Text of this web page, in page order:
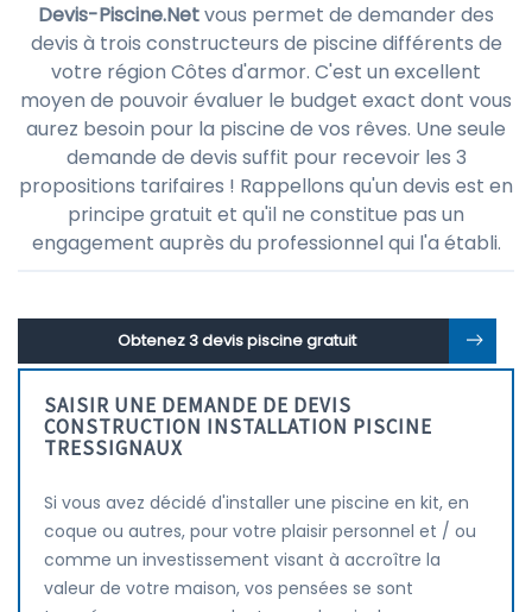
Devis-Piscine.Netvous permet de demander des
devis à trois constructeurs de piscine différents de
votre région Côtes d'armor. C'est un excellent
moyen de pouvoir évaluer le budget exact dont vous
aurez besoin pour la piscine de vos rêves. Une seule
demande de devis suffit pour recevoir les 3
propositions tarifaires ! Rappellons qu'un devis est en
principe gratuit et qu'il ne constitue pas un
engagement auprès du professionnel qui l'a établi.
Obtenez 3 devis piscine gratuit
SAISIR UNE DEMANDE DE DEVIS
CONSTRUCTION INSTALLATION PISCINE
TRESSIGNAUX
Si vous avez décidé d'installer une piscine en kit, en
coque ou autres, pour votre plaisir personnel et / ou
comme un investissement visant à accroître la
valeur de votre maison, vos pensées se sont